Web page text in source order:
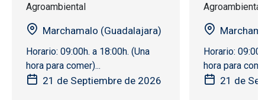
Agroambiental
Marchamalo (Guadalajara)
Horario: 09:00h. a 18:00h. (Una
hora para comer)...
21 de Septiembre de 2026
Agroambiental
Horario:
hora para
21 de